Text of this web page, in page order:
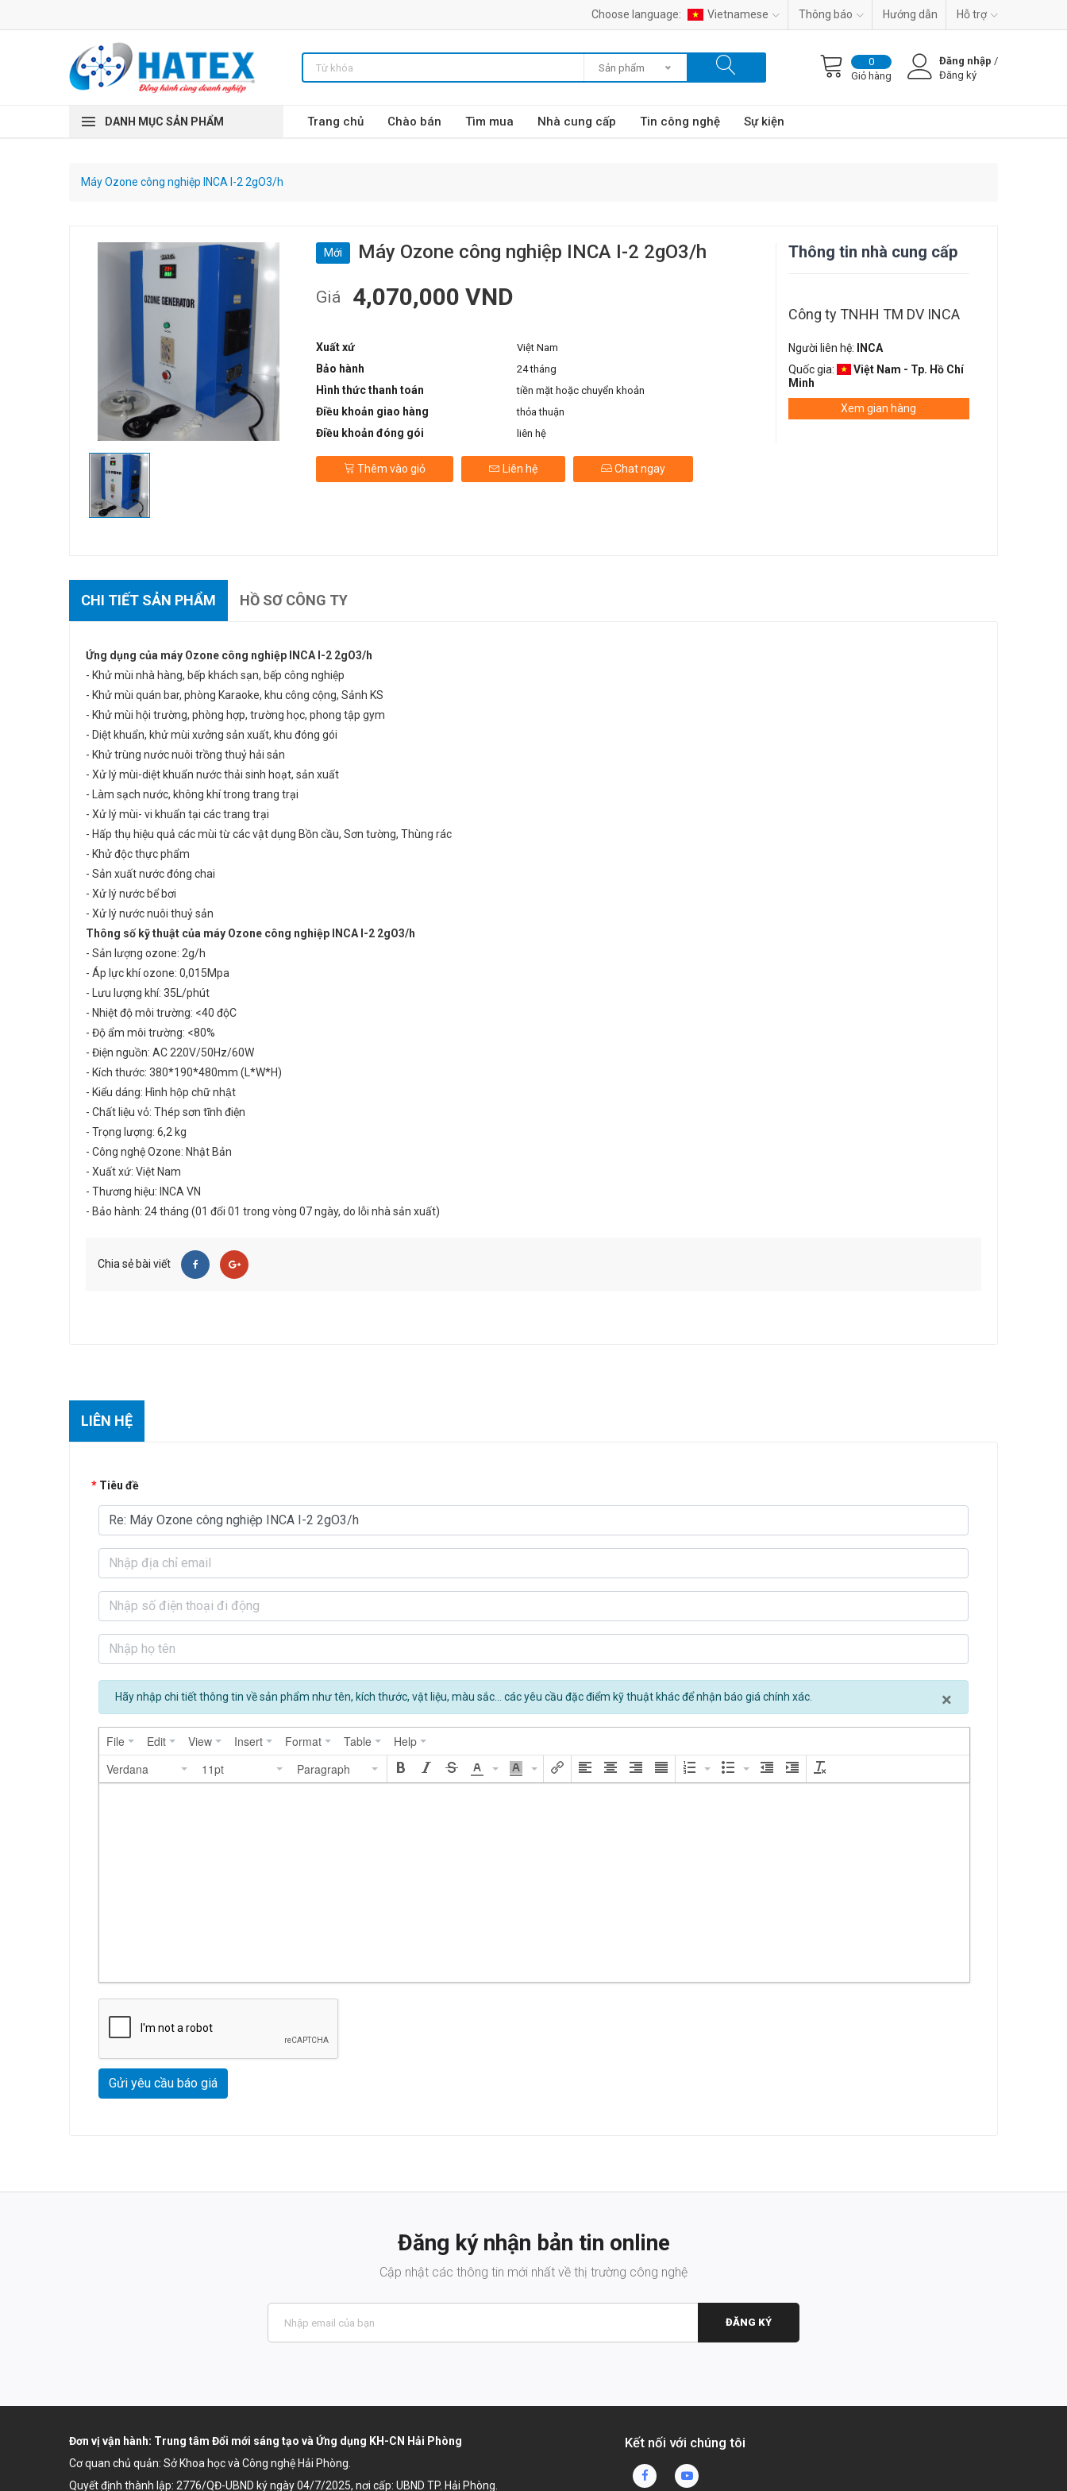
Choose language: Vietnamese Thông báo Hướng dẫn Hỗ trợ
Sản phẩm
0
Giỏ hàng
Đăng ký
Đăng nhập /
DANH MỤC SẢN PHẨM Trang chủ Chào bán Tìm mua Nhà cung cấp Tin công nghệ Sự kiện
Máy Ozone công nghiệp INCA I-2 2gO3/h
Mới Máy Ozone công nghiệp INCA I-2 2gO3/h
Giá 4,070,000 VND
Xuất xứ Việt Nam
Bảo hành 24 tháng
Hình thức thanh toán tiền mặt hoặc chuyển khoản
Điều khoản giao hàng thỏa thuận
Điều khoản đóng gói liên hệ
Thêm vào giỏ Liên hệ Chat ngay
Thông tin nhà cung cấp
Công ty TNHH TM DV INCA
Người liên hệ:
INCA
Quốc gia:
Việt Nam - Tp. Hồ Chí
Minh
Xem gian hàng
CHI TIẾT SẢN PHẨM HỒ SƠ CÔNG TY
Ứng dụng của máy Ozone công nghiệp INCA I-2 2gO3/h
- Khử mùi nhà hàng, bếp khách sạn, bếp công nghiệp
- Khử mùi quán bar, phòng Karaoke, khu công cộng, Sảnh KS
- Khử mùi hội trường, phòng hợp, trường học, phong tập gym
- Diệt khuẩn, khử mùi xưởng sản xuất, khu đóng gói
- Khử trùng nước nuôi trồng thuỷ hải sản
- Xử lý mùi-diệt khuẩn nước thải sinh hoạt, sản xuất
- Làm sạch nước, không khí trong trang trại
- Xử lý mùi- vi khuẩn tại các trang trại
- Hấp thụ hiệu quả các mùi từ các vật dụng Bồn cầu, Sơn tường, Thùng rác
- Khử độc thực phẩm
- Sản xuất nước đóng chai
- Xử lý nước bể bơi
- Xử lý nước nuôi thuỷ sản
Thông số kỹ thuật của máy Ozone công nghiệp INCA I-2 2gO3/h
- Sản lượng ozone: 2g/h
- Áp lực khí ozone: 0,015Mpa
- Lưu lượng khí: 35L/phút
- Nhiệt độ môi trường: <40 độC
- Độ ẩm môi trường: <80%
- Điện nguồn: AC 220V/50Hz/60W
- Kích thước: 380*190*480mm (L*W*H)
- Kiểu dáng: Hình hộp chữ nhật
- Chất liệu vỏ: Thép sơn tĩnh điện
- Trọng lượng: 6,2 kg
- Công nghệ Ozone: Nhật Bản
- Xuất xứ: Việt Nam
- Thương hiệu: INCA VN
- Bảo hành: 24 tháng (01 đổi 01 trong vòng 07 ngày, do lỗi nhà sản xuất)
Chia sẻ bài viết
LIÊN HỆ
Tiêu đề
×
Hãy nhập chi tiết thông tin về sản phẩm như tên, kích thước, vật liệu, màu sắc... các yêu cầu đặc điểm kỹ thuật khác để nhận báo giá chính xác.
File Edit View Insert Format Table
Help
Verdana
11pt Paragraph
Gửi yêu cầu báo giá
Đăng ký nhận bản tin online
Cập nhật các thông tin mới nhất về thị trường công nghệ
ĐĂNG KÝ
Đơn vị vận hành: Trung tâm Đổi mới sáng tạo và Ứng dụng KH-CN Hải Phòng
Cơ quan chủ quản: Sở Khoa học và Công nghệ Hải Phòng.
Quyết định thành lập: 2776/QĐ-UBND ký ngày 04/7/2025, nơi cấp: UBND TP. Hải Phòng.
Kết nối với chúng tôi